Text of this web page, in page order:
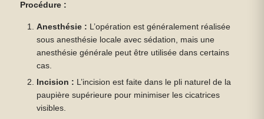
Procédure :
Anesthésie : L’opération est généralement réalisée
sous anesthésie locale avec sédation, mais une
anesthésie générale peut être utilisée dans certains
cas.
Incision : L’incision est faite dans le pli naturel de la
paupière supérieure pour minimiser les cicatrices
visibles.